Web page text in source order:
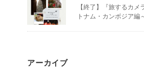
【終了】『旅するカメ
トナム・カンボジア編
アーカイブ